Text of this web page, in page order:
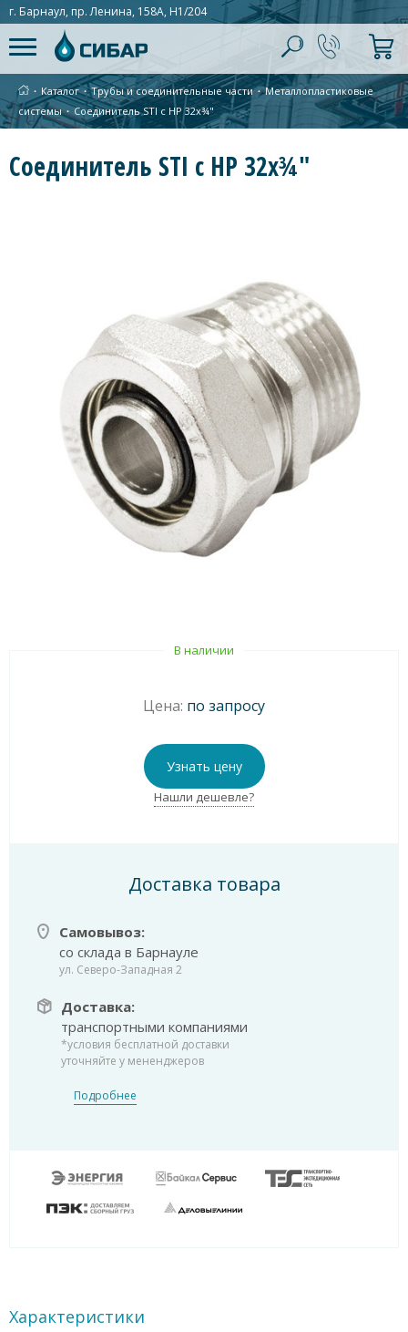
г. Барнаул, пр. Ленина, 158А, Н1/204
∙ Каталог ∙Трубы и соединительные части ∙Металлопластиковые
системы ∙Соединитель STI с НР 32х¾"
Соединитель STI с НР 32х¾"
В наличии
Цена: по запросу
Узнать цену
Нашли дешевле?
Доставка товара
Самовывоз:
со склада в Барнауле
ул. Северо-Западная 2
Доставка:
транспортными компаниями
*условия бесплатной доставки
уточняйте у мененджеров
Подробнее
Характеристики